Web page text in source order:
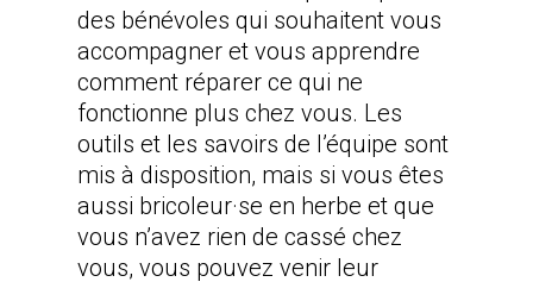
des bénévoles qui souhaitent vous
accompagner et vous apprendre
comment réparer ce qui ne
fonctionne plus chez vous. Les
outils et les savoirs de l’équipe sont
mis à disposition, mais si vous êtes
aussi bricoleur·se en herbe et que
vous n’avez rien de cassé chez
vous, vous pouvez venir leur